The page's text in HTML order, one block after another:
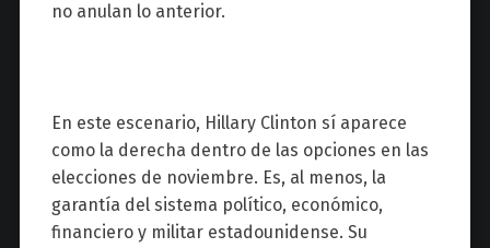
no anulan lo anterior.
En este escenario, Hillary Clinton sí aparece
como la derecha dentro de las opciones en las
elecciones de noviembre. Es, al menos, la
garantía del sistema político, económico,
financiero y militar estadounidense. Su